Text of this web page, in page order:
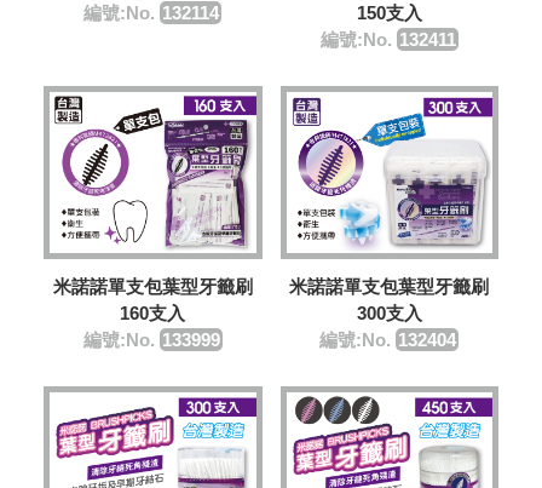
編號:No. 132114
150支入
編號:No. 132411
米諾諾單支包葉型牙籤刷
160支入
編號:No. 133999
米諾諾單支包葉型牙籤刷
300支入
編號:No. 132404